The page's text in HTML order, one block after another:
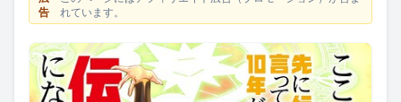
告
れています。